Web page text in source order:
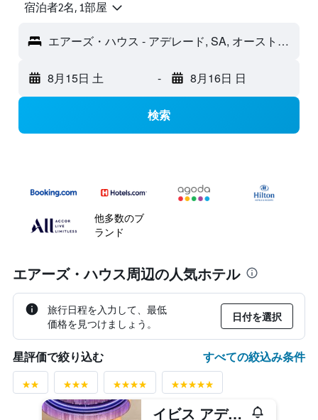
宿泊者2名, 1​部屋
エアーズ・ハウス - アデレード, SA, オーストラリア
8月15日 土 - 8月16日 日
検索
他多数のブ
ランド
エアーズ・ハウス周辺の人気ホテル
旅行日程を入力して、最低
価格を見つけましょう。
日付を選択
星評価で絞り込む すべての絞込み条件
イビス アデレード